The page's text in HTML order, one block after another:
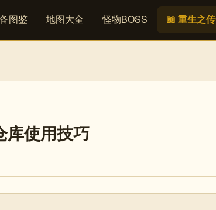
图鉴 地图大全 怪物BOSS 📖 重生之
库使用技巧